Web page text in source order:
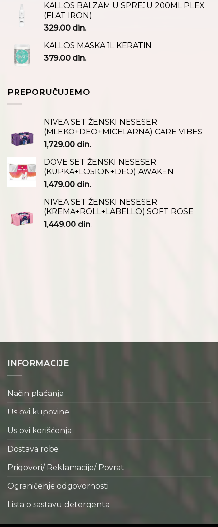
KALLOS BALZAM U SPREJU 200ML PLEX
(FLAT IRON)
329.00 din.
KALLOS MASKA 1L KERATIN
379.00 din.
PREPORUČUJEMO
NIVEA SET ŽENSKI NESESER
(MLEKO+DEO+MICELARNA) CARE VIBES
1,729.00 din.
DOVE SET ŽENSKI NESESER
(KUPKA+LOSION+DEO) AWAKEN
1,479.00 din.
NIVEA SET ŽENSKI NESESER
(KREMA+ROLL+LABELLO) SOFT ROSE
1,449.00 din.
INFORMACIJE
Način plaćanja
Uslovi kupovine
Uslovi korišćenja
Dostava robe
Prigovori/ Reklamacije/ Povrat
Ograničenje odgovornosti
Lista o sastavu detergenta